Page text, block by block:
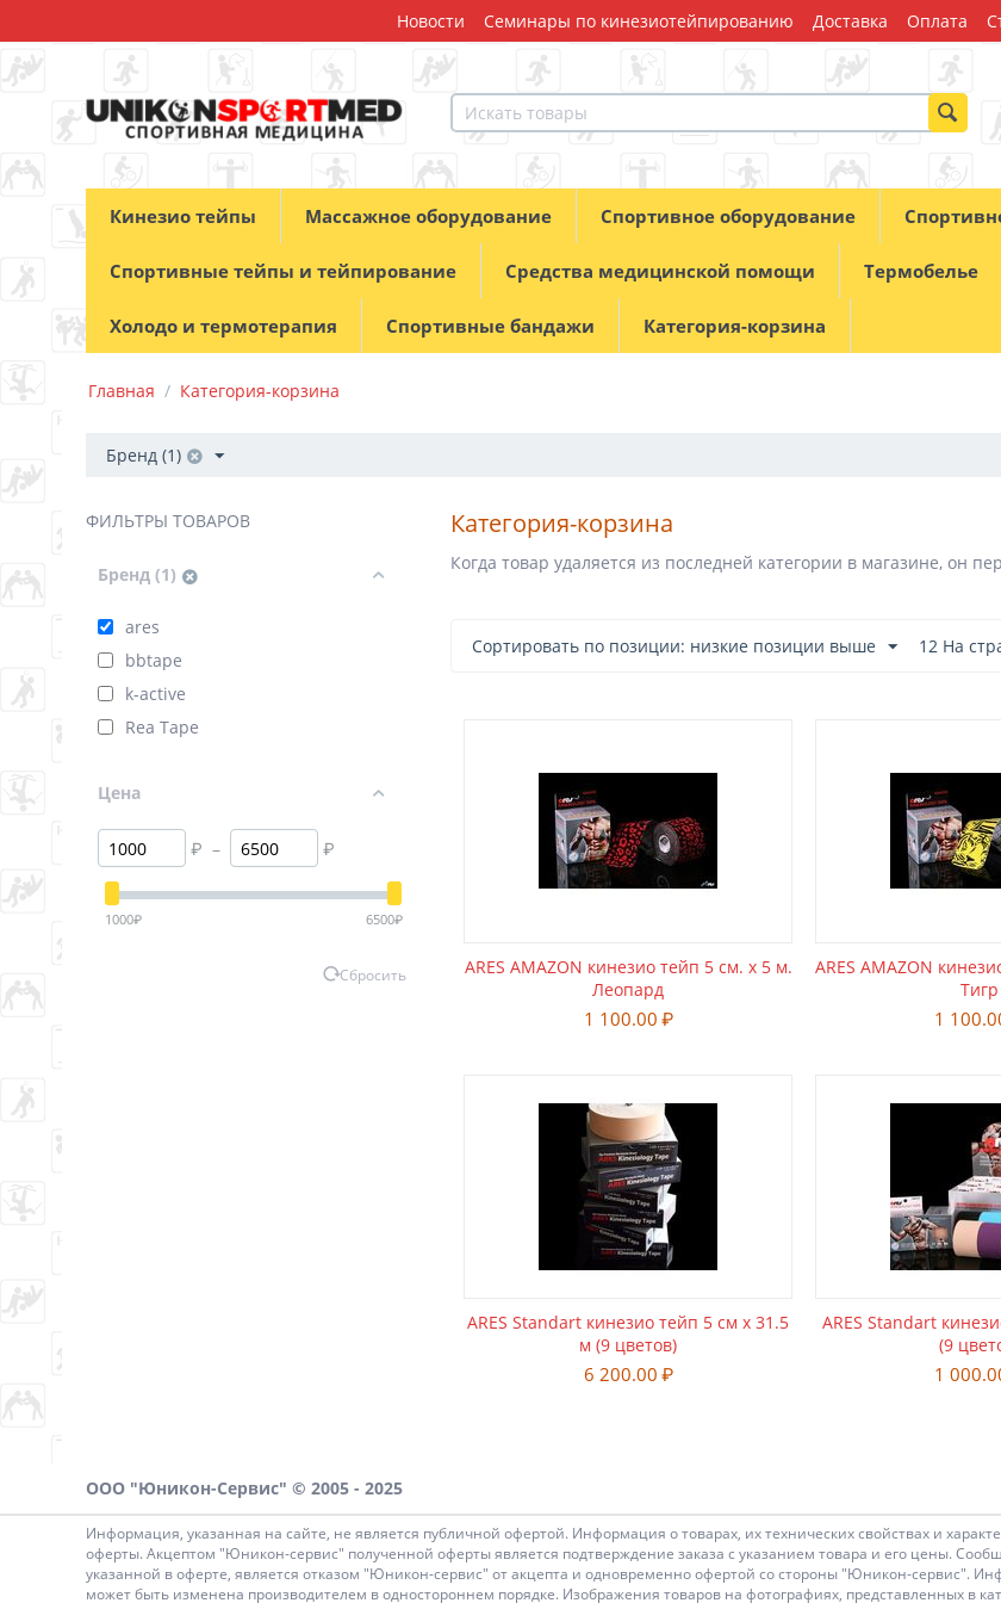
Новости Семинары по кинезиотейпированию Доставка Оплата
Кинезио тейпы Массажное оборудование Спортивное оборудование
Спортивные тейпы и тейпирование Средства медицинской помощи Термобелье
Холодо и термотерапия Спортивные бандажи Категория-корзина
Главная / Категория-корзина
Бренд (1)
ФИЛЬТРЫ ТОВАРОВ
Бренд (1)
ares
bbtape
k-active
Rea Tape
Цена
₽ – ₽
1000₽ 6500₽
Сбросить
Категория-корзина
Когда товар удаляется из последней категории в магазине, он
Сортировать по позиции: низкие позиции выше 12 На
ARES AMAZON кинезио тейп 5 см. х 5 м.
Леопард
1 100.00 ₽
ARES AMAZON
Тигр
1
ARES Standart кинезио тейп 5 см х 31.5
м (9 цветов)
6 200.00 ₽
ARES Standart
(9
1
ООО "Юникон-Сервис" © 2005 - 2025
Информация, указанная на сайте, не является публичной офертой. Информация о товарах, их технических свойствах и
оферты. Акцептом "Юникон-сервис" полученной оферты является подтверждение заказа с указанием товара и его цены.
указанной в оферте, является отказом "Юникон-сервис" от акцепта и одновременно офертой со стороны "Юникон-сервис".
может быть изменена производителем в одностороннем порядке. Изображения товаров на фотографиях, представленных в